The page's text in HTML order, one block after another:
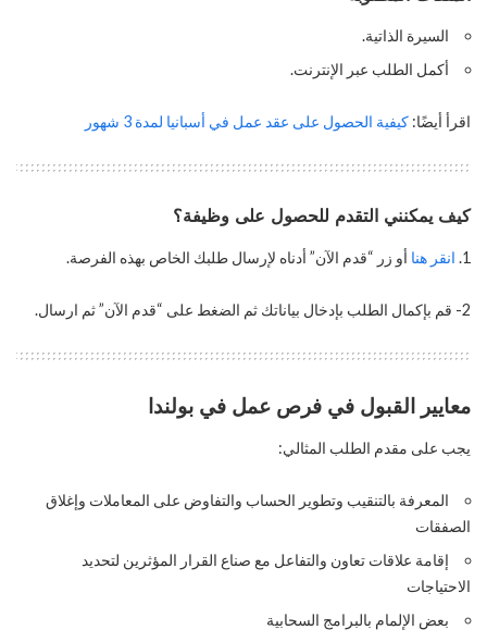
السيرة الذاتية.
أكمل الطلب عبر الإنترنت.
اقرأ أيضًا: كيفية الحصول على عقد عمل في أسبانيا لمدة 3 شهور
كيف يمكنني التقدم للحصول على وظيفة؟
انقر هنا أو زر “قدم الآن” أدناه لإرسال طلبك الخاص بهذه الفرصة.
2- قم بإكمال الطلب بإدخال بياناتك ثم الضغط على “قدم الآن” ثم ارسال.
معايير القبول في فرص عمل في بولندا
يجب على مقدم الطلب المثالي:
المعرفة بالتنقيب وتطوير الحساب والتفاوض على المعاملات وإغلاق
الصفقات
إقامة علاقات تعاون والتفاعل مع صناع القرار المؤثرين لتحديد
الاحتياجات
بعض الإلمام بالبرامج السحابية